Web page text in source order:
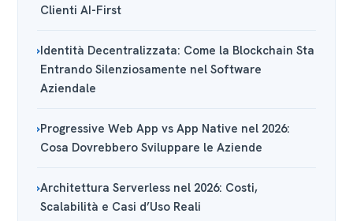
Clienti AI-First
Identità Decentralizzata: Come la Blockchain Sta
Entrando Silenziosamente nel Software
Aziendale
Progressive Web App vs App Native nel 2026:
Cosa Dovrebbero Sviluppare le Aziende
Architettura Serverless nel 2026: Costi,
Scalabilità e Casi d’Uso Reali